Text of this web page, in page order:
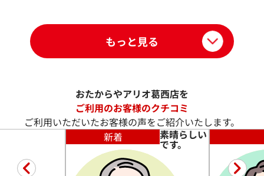
もっと見る
おたからやアリオ葛西店を
ご利用のお客様のクチコミ
ご利用いただいたお客様の声をご紹介いたします。
新着 素晴らしい
です。